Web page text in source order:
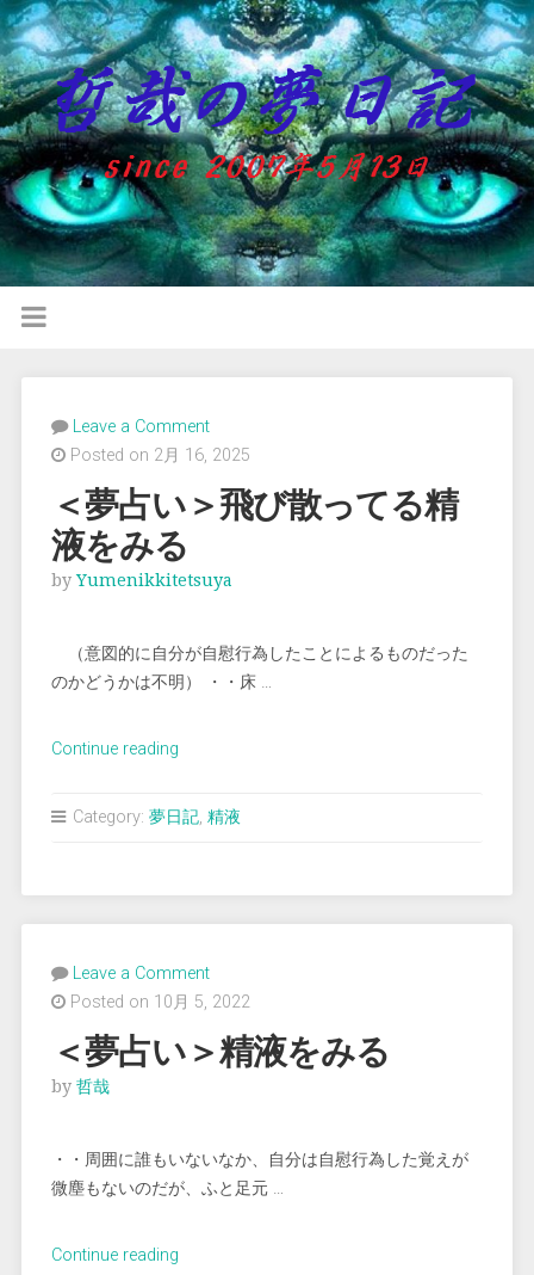
Leave a Comment
Posted on 2月 16, 2025
＜夢占い＞飛び散ってる精
液をみる
byYumenikkitetsuya
（意図的に自分が自慰行為したことによるものだった
のかどうかは不明） ・・床 …
Continue reading“＜
占
飛
び
っ
て
精
み
る”
Category: 夢日記, 精液
Leave a Comment
Posted on 10月 5, 2022
＜夢占い＞精液をみる
by 哲哉
・・周囲に誰もいないなか、自分は自慰行為した覚えが
微塵もないのだが、ふと足元 …
Continue reading“＜